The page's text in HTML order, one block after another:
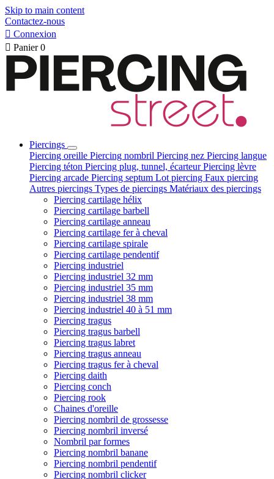
Skip to main content
Contactez-nous
 Connexion
 Panier 0
Piercings
Piercing oreille Piercing nombril Piercing nez Piercing langue
Piercing téton Piercing plug, tunnel, écarteurPiercing lèvre
Piercing arcade Piercing septum Lot piercing Faux piercing
Autres piercings Types de piercings Matériaux des piercings
Piercing cartilage hélix
Piercing cartilage barbell
Piercing cartilage anneau
Piercing cartilage fer à cheval
Piercing cartilage spirale
Piercing cartilage pendentif
Piercing industriel
Piercing industriel 32 mm
Piercing industriel 35 mm
Piercing industriel 38 mm
Piercing industriel 40 à 51 mm
Piercing tragus
Piercing tragus barbell
Piercing tragus labret
Piercing tragus anneau
Piercing tragus fer à cheval
Piercing daith
Piercing conch
Piercing rook
Chaines d'oreille
Piercing nombril de grossesse
Piercing nombril inversé
Nombril par formes
Piercing nombril banane
Piercing nombril pendentif
Piercing nombril clicker